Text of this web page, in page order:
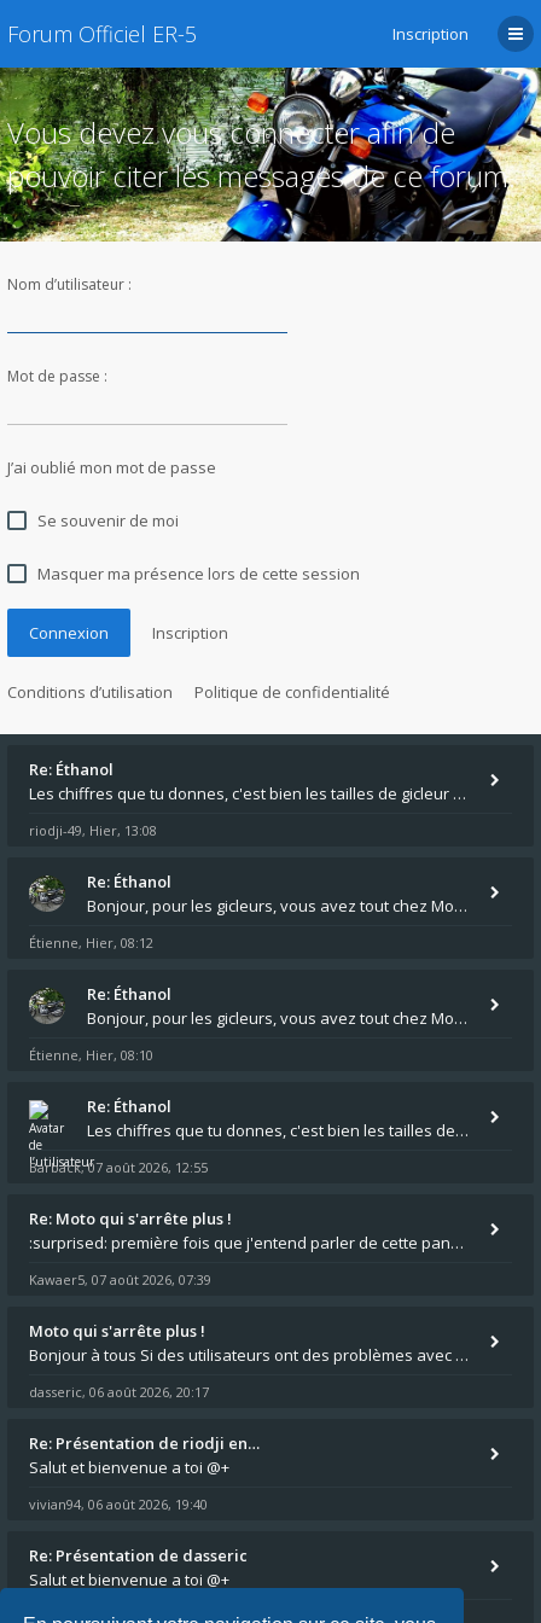
Forum Officiel ER-5 Inscription
Vous devez vous connecter afin de
pouvoir citer les messages de ce forum.
Nom d’utilisateur :
Mot de passe :
J’ai oublié mon mot de passe
Se souvenir de moi
Masquer ma présence lors de cette session
Connexion Inscription
Conditions d’utilisation Politique de confidentialité
Re: Éthanol
Les chiffres que tu donnes, c'est bien les tailles de gicleur ? Par contre tes "-2 tours" à quoi correspondent t'ils ?
riodji-49, Hier, 13:08
Re: Éthanol
Bonjour, pour les gicleurs, vous avez tout chez Motokristen à Bar sur Aube. https://www.motokristen.fr/ On peut aussi
Étienne, Hier, 08:12
Re: Éthanol
Bonjour, pour les gicleurs, vous avez tout chez Motokristen à Bar sur Aube. https://www.motokristen.fr/produits/4946-l
Étienne, Hier, 08:10
Re: Éthanol
Les chiffres que tu donnes, c'est bien les tailles de gicleur ? Par contre tes "-2 tours" à quoi correspondent t'ils ?
Barback,07 août 2026, 12:55
Re: Moto qui s'arrête plus !
:surprised: première fois que j'entend parler de cette panne ,ta moto aurait été maraboutée? :pretre:
Kawaer5, 07 août 2026, 07:39
Moto qui s'arrête plus !
Bonjour à tous Si des utilisateurs ont des problèmes avec leur moto qui démarre plus, la mienne ne coupe plus :?: - Je
dasseric, 06 août 2026, 20:17
Re: Présentation de riodji en…
Salut et bienvenue a toi @+
vivian94, 06 août 2026, 19:40
Re: Présentation de dasseric
Salut et bienvenue a toi @+
vivian94 ,06 août 2026, 19:40